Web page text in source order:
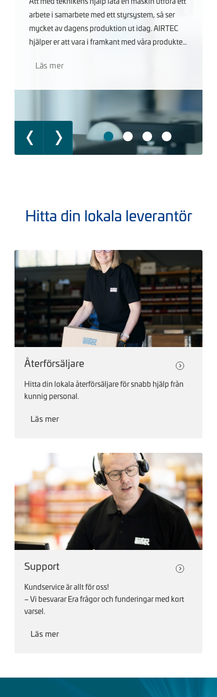
Att med teknikens hjälp låta en maskin utföra ett
arbete i samarbete med ett styrsystem, så ser
mycket av dagens produktion ut idag. AIRTEC
hjälper er att vara i framkant med våra produkter
och servicegrad.
Läs mer
Hitta din lokala leverantör
Återförsäljare
Hitta din lokala återförsäljare för snabb hjälp från
kunnig personal.
Läs mer
Support
Kundservice är allt för oss!
– Vi besvarar Era frågor och funderingar med kort
varsel.
Läs mer